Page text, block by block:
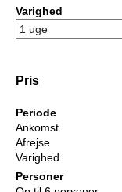
Varighed
Pris
Periode
Ankomst
Afrejse
Varighed
Personer